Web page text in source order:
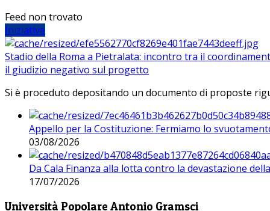
Feed non trovato
Iniziative
Stadio della Roma a Pietralata: incontro tra il
il giudizio negativo sul progetto
Si è proceduto depositando un documento di proposte
Appello per la Costituzione: Fermiamo lo
03/08/2026
Da Cala Finanza alla lotta contro la devastazione
17/07/2026
Università Popolare Antonio Gramsci